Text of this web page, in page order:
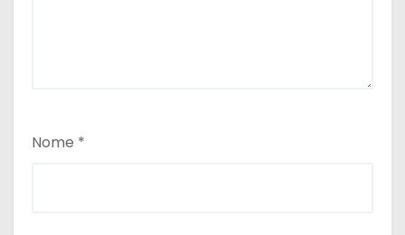
Nome *